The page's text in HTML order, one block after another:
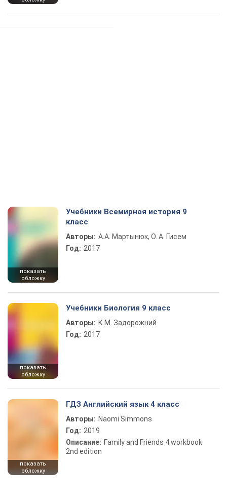
показать
обложку
Учебники Всемирная история 9
класс
Авторы: А.А. Мартынюк, О. А. Гисем
Год: 2017
показать
обложку
Учебники Биология 9 класс
Авторы: К.М. Задорожний
Год: 2017
показать
обложку
ГДЗ Английский язык 4 класс
Авторы: Naomi Simmons
Год: 2019
Описание: Family and Friends 4 workbook
2nd edition